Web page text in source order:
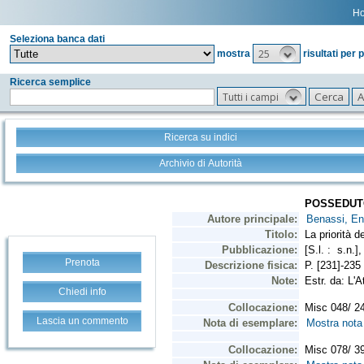
Seleziona banca dati
mostra
25 risultati per
Ricerca semplice
Tutti i campi
Ricerca su indici
Archivio di Autorità
Prenota
Chiedi info
Lascia un commento